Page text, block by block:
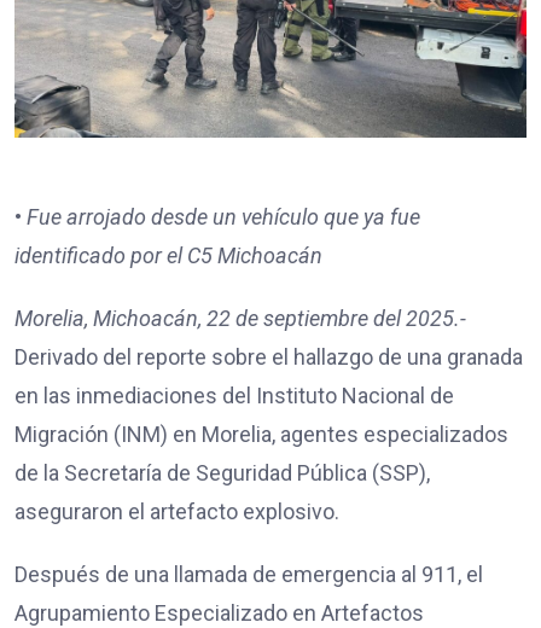
• Fue arrojado desde un vehículo que ya fue
identificado por el C5 Michoacán
Morelia, Michoacán, 22 de septiembre del 2025.-
Derivado del reporte sobre el hallazgo de una granada
en las inmediaciones del Instituto Nacional de
Migración (INM) en Morelia, agentes especializados
de la Secretaría de Seguridad Pública (SSP),
aseguraron el artefacto explosivo.
Después de una llamada de emergencia al 911, el
Agrupamiento Especializado en Artefactos